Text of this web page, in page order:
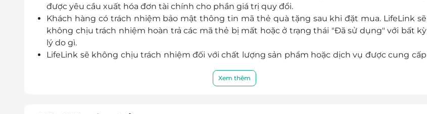
được yêu cầu xuất hóa đơn tài chính cho phần giá trị quy đổi.
Khách hàng có trách nhiệm bảo mật thông tin mã thẻ quà tặng sau khi đặt mua. LifeLink sẽ
không chịu trách nhiệm hoàn trả các mã thẻ bị mất hoặc ở trạng thái "Đã sử dụng" với bất kỳ
lý do gì.
LifeLink sẽ không chịu trách nhiệm đối với chất lượng sản phẩm hoặc dịch vụ được cung cấp
LifeLink có quyền sửa chữa hoặc thay đổi điều khoản và điều kiện sử dụng mà không thông
Xem thêm